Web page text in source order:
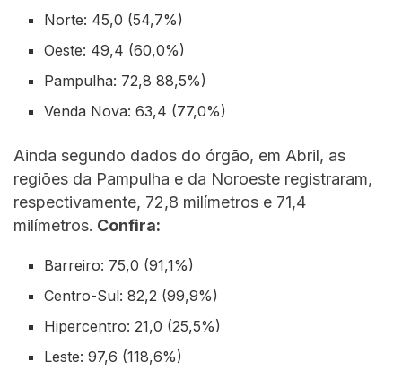
Norte: 45,0 (54,7%)
Oeste: 49,4 (60,0%)
Pampulha: 72,8 88,5%)
Venda Nova: 63,4 (77,0%)
Ainda segundo dados do órgão, em Abril, as
regiões da Pampulha e da Noroeste registraram,
respectivamente, 72,8 milímetros e 71,4
milímetros. Confira:
Barreiro: 75,0 (91,1%)
Centro-Sul: 82,2 (99,9%)
Hipercentro: 21,0 (25,5%)
Leste: 97,6 (118,6%)